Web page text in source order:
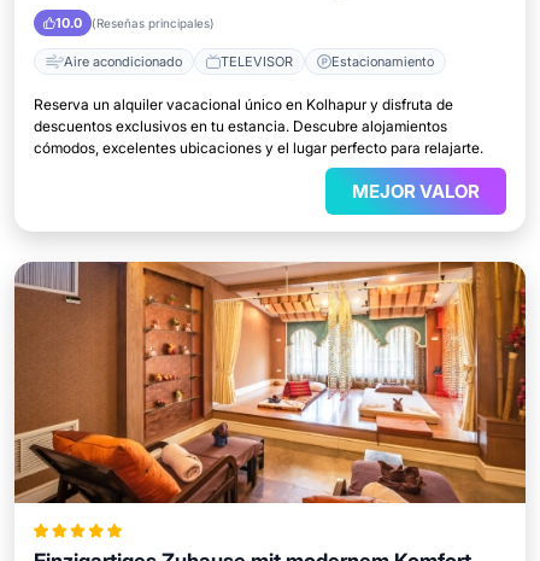
10.0 (Reseñas principales)
Aire acondicionado TELEVISOR Estacionamiento
Reserva un alquiler vacacional único en Kolhapur y disfruta de
descuentos exclusivos en tu estancia. Descubre alojamientos
cómodos, excelentes ubicaciones y el lugar perfecto para relajarte.
MEJOR VALOR